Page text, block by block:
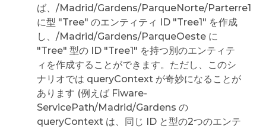
ば、/Madrid/Gardens/ParqueNorte/Parterre1
に型 "Tree" のエンティティ ID "Tree1" を作成
し、/Madrid/Gardens/ParqueOeste に
"Tree" 型の ID "Tree1" を持つ別のエンティテ
ィを作成することができます。ただし、このシ
ナリオでは queryContext が奇妙になることが
あります (例えば Fiware-
ServicePath/Madrid/Gardens の
queryContext は、同じ ID と型の2つのエンテ